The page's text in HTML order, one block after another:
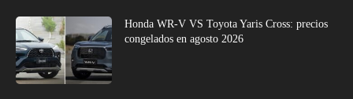
Honda WR-V VS Toyota Yaris Cross: precios
congelados en agosto 2026